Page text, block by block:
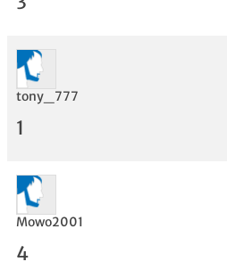
tony_777
1
Mowo2001
4